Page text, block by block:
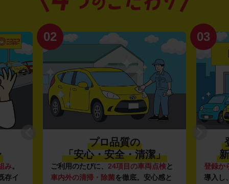
み。
存イ
02
プロ品質の
「安心・安全・清潔」
ご利用のたびに、 24項目の車両点検と
車内外の清掃・除菌を徹底。安心感と
03
登録か
導入し